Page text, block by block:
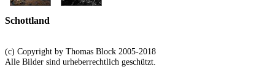
Schottland
(c) Copyright by Thomas Block 2005-2018
Alle Bilder sind urheberrechtlich geschützt.